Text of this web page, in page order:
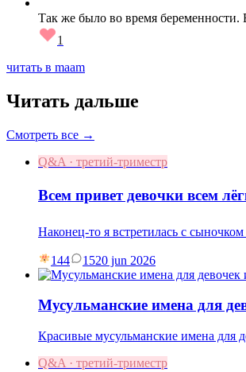
Так же было во время
1
читать в maam
Читать дальше
Смотреть все →
Q&A · третий-триместр
Всем привет девочки всем
Наконец-то я встретилась с
144 1520 jun 2026
Мусульманские имена для
Красивые мусульманские имена для
Q&A · третий-триместр